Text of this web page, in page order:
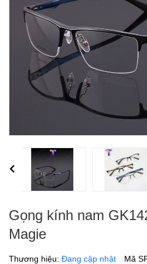
Previous
Gọng kính nam
Magie
Thương hiệu: Đang cập nhật Mã